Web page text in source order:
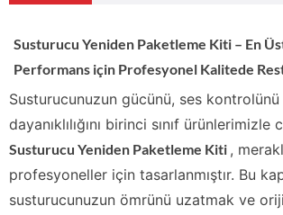
Susturucu Yeniden Paketleme Kiti – En
Performans için Profesyonel Kalitede
Susturucunuzun gücünü, ses
dayanıklılığını birinci sınıf ürünlerimizle
Susturucu Yeniden Paketleme Kiti ,
profesyoneller için tasarlanmıştır. Bu
susturucunuzun ömrünü uzatmak ve